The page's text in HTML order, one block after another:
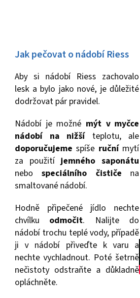
Jak pečovat o nádobí Riess
Aby si nádobí Riess zachovalo
lesk a bylo jako nové, je důležité
dodržovat pár pravidel.
Nádobí je možné mýt v myčce
nádobí na nižšíteplotu, ale
doporučujeme spíše ručnímytí
za použitíjemného saponátu
nebospeciálního čističe na
smaltované nádobí.
Hodně připečené jídlo nechte
chvílku odmočit. Nalijte do
nádobí trochu teplé vody, případě
ji v nádobí přiveďte k varu a
nechte vychladnout. Poté šetrně
nečistoty odstraňte a důkladně
opláchněte.